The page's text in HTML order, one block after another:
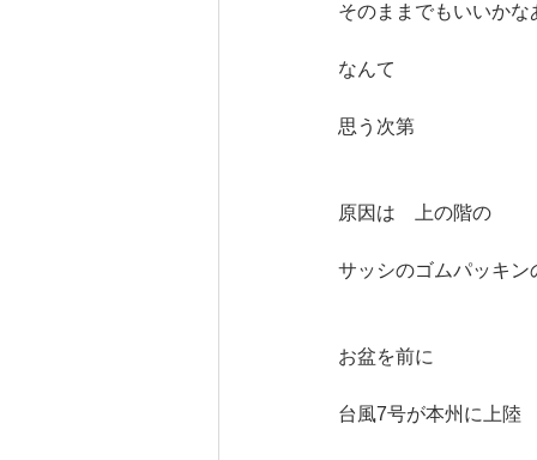
そのままでもいいかな
なんて
思う次第
原因は　上の階の
サッシのゴムパッキン
お盆を前に
台風7号が本州に上陸